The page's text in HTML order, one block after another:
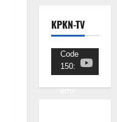
KPKN-TV
Pemutar
Video
Code
150:
error.